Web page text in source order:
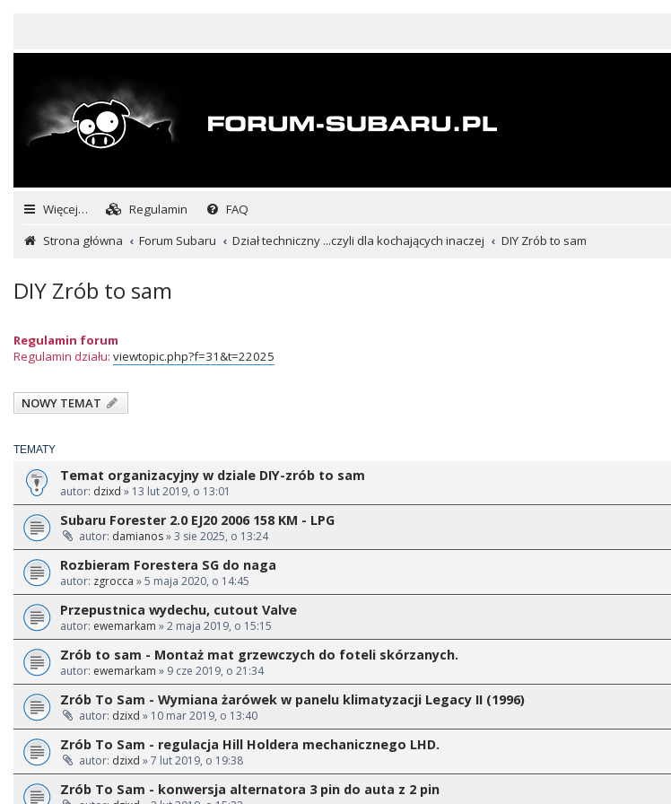
Więcej… Regulamin FAQ
Strona główna
Forum Subaru Dział techniczny ...czyli dla kochających inaczej DIY Zrób to sam
DIY Zrób to sam
Regulamin forum
Regulamin działu: viewtopic.php?f=31&t=22025
NOWY TEMAT
TEMATY
Temat organizacyjny w dziale DIY-zrób to sam
autor: dzixd » 13 lut 2019, o 13:01
Subaru Forester 2.0 EJ20 2006 158 KM - LPG
autor: damianos» 3 sie 2025, o 13:24
Rozbieram Forestera SG do naga
autor: zgrocca » 5 maja 2020, o 14:45
Przepustnica wydechu, cutout Valve
autor: ewemarkam » 2 maja 2019, o 15:15
Zrób to sam - Montaż mat grzewczych do foteli skórzanych.
autor: ewemarkam » 9 cze 2019, o 21:34
Zrób To Sam - Wymiana żarówek w panelu klimatyzacji Legacy II (1996)
autor: dzixd » 10 mar 2019, o 13:40
Zrób To Sam - regulacja Hill Holdera mechanicznego LHD.
autor: dzixd » 7 lut 2019, o 19:38
Zrób To Sam - konwersja alternatora 3 pin do auta z 2 pin